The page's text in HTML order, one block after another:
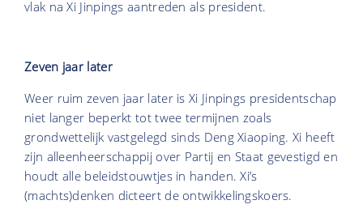
vlak na Xi Jinpings aantreden als president.
Zeven jaar later
Weer ruim zeven jaar later is Xi Jinpings presidentschap
niet langer beperkt tot twee termijnen zoals
grondwettelijk vastgelegd sinds Deng Xiaoping. Xi heeft
zijn alleenheerschappij over Partij en Staat gevestigd en
houdt alle beleidstouwtjes in handen. Xi’s
(machts)denken dicteert de ontwikkelingskoers.